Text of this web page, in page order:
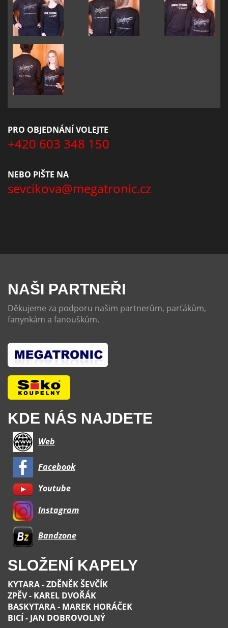
PRO OBJEDNÁNÍ VOLEJTE
+420 603 348 150
NEBO PIŠTE NA
sevcikova@megatronic.cz
NAŠI PARTNEŘI
Děkujeme za podporu našim partnerům, parťákům,
fanynkám a fanouškům.
KDE NÁS NAJDETE
Web
Facebook
Youtube
Instagram
Bandzone
SLOŽENÍ KAPELY
KYTARA - ZDĚNĚK ŠEVČÍK
ZPĚV - KAREL DVOŘÁK
BASKYTARA - MAREK HORÁČEK
BICÍ - JAN DOBROVOLNÝ